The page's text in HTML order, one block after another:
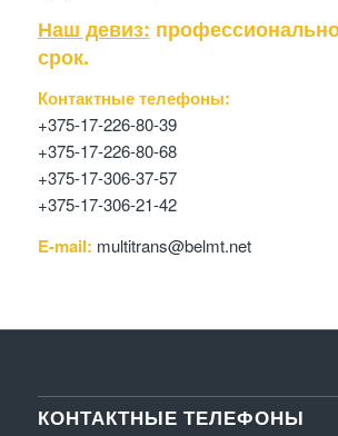
Наш девиз:
срок.
Контактные телефоны:
+375-17-226-80-39
+375-17-226-80-68
+375-17-306-37-57
+375-17-306-21-42
E-mail: multitrans@belmt.net
КОНТАКТНЫЕ ТЕЛЕФОНЫ